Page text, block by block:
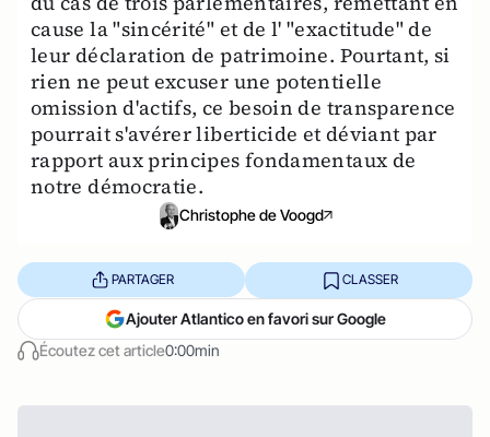
cause la "sincérité" et de l' "exactitude" de
leur déclaration de patrimoine. Pourtant, si
rien ne peut excuser une potentielle
omission d'actifs, ce besoin de transparence
pourrait s'avérer liberticide et déviant par
rapport aux principes fondamentaux de
notre démocratie.
Christophe de Voogd
Écoutez cet article0:00min
PARTAGER CLASSER
Ajouter Atlantico en favori sur Google